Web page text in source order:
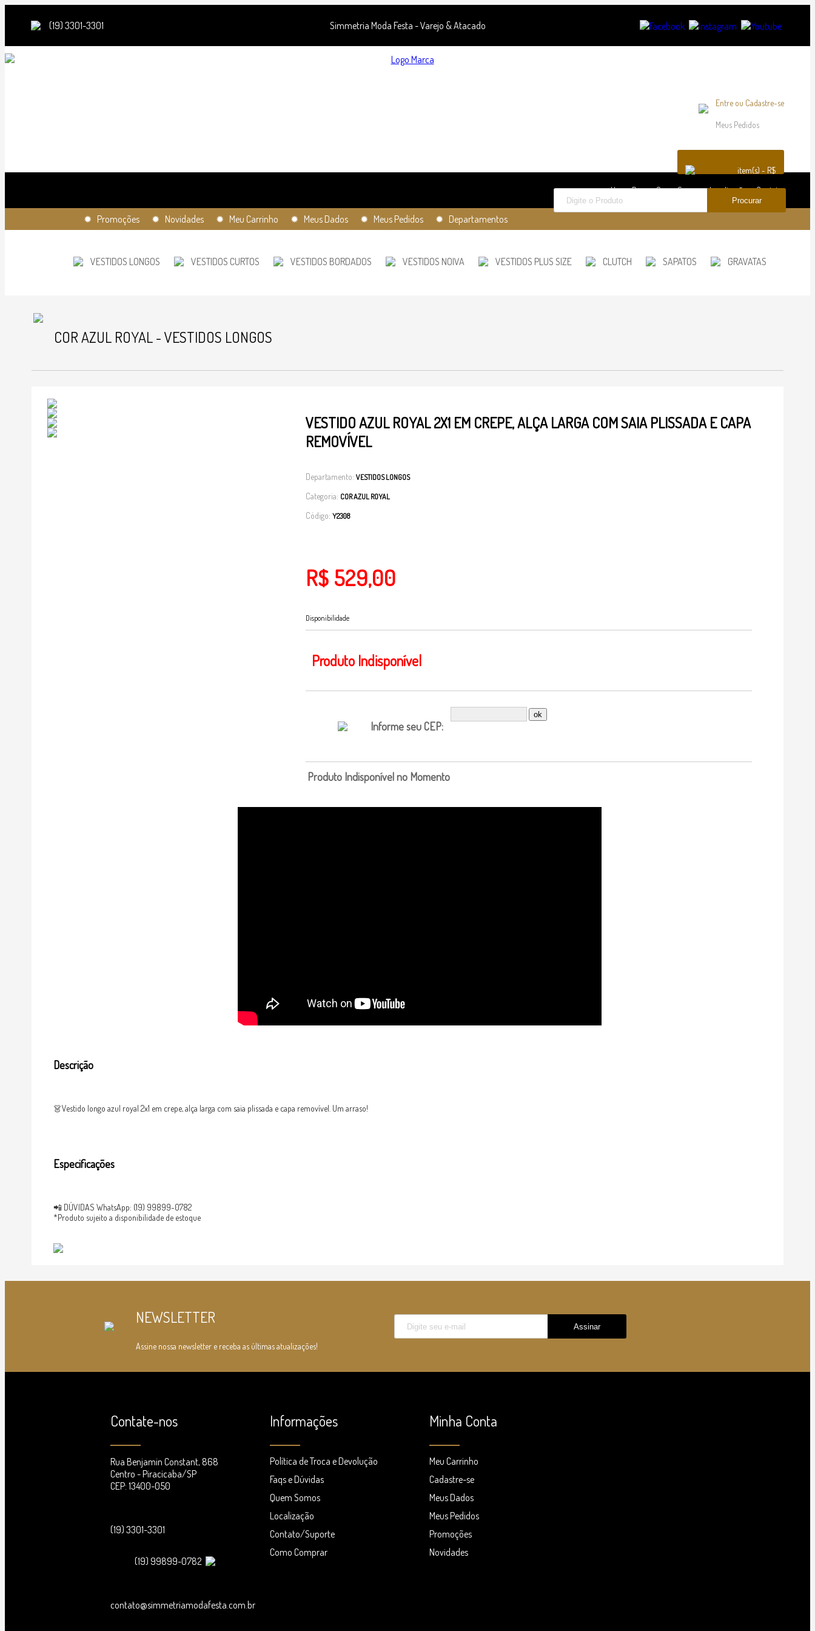
(19) 3301-3301 Simmetria Moda Festa - Varejo & Atacado
Entre ou Cadastre-se
Meus Pedidos
item(s) - R$
Home Page
Quem Somos Localização Contato
✹ Promoções ✹ Novidades ✹ Meu Carrinho ✹ Meus Dados ✹ Meus Pedidos ✹ Departamentos
VESTIDOS LONGOS VESTIDOS CURTOS VESTIDOS BORDADOS VESTIDOS NOIVA VESTIDOS PLUS SIZE CLUTCH SAPATOS GRAVATAS
COR AZUL ROYAL - VESTIDOS LONGOS
VESTIDO AZUL ROYAL 2X1 EM CREPE, ALÇA LARGA COM SAIA PLISSADA E CAPA
REMOVÍVEL
Departamento: VESTIDOS LONGOS
Categoria: COR AZUL ROYAL
Código: Y2308
R$ 529,00
Disponibilidade
Produto Indisponível
Informe seu CEP:
Produto Indisponível no Momento
Descrição
👗Vestido longo azul royal 2x1 em crepe, alça larga com saia plissada e capa removível. Um arraso!
Especificações
📲 DÚVIDAS WhatsApp: (19) 99899-0782
*Produto sujeito a disponibilidade de estoque
NEWSLETTER
Assine nossa newsletter e receba as últimas atualizações!
Contate-nos
Rua Benjamin Constant, 868
Centro - Piracicaba/SP
CEP: 13400-050
(19) 3301-3301
(19) 99899-0782
contato@simmetriamodafesta.com.br
Informações
Política de Troca e Devolução
Faqs e Dúvidas
Quem Somos
Localização
Contato/Suporte
Como Comprar
Minha Conta
Meu Carrinho
Cadastre-se
Meus Dados
Meus Pedidos
Promoções
Novidades